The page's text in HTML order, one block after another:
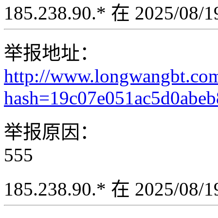
185.238.90.* 在 2025/08/
举报地址：
http://
举报原因：
555
185.238.90.* 在 2025/08/